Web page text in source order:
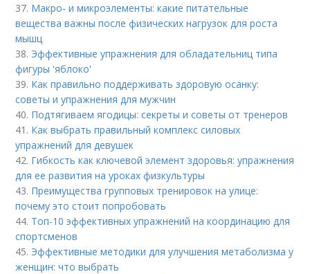
37. Макро- и микроэлементы: какие питательные
вещества важны после физических нагрузок для роста
мышц
38. Эффективные упражнения для обладательниц типа
фигуры 'яблоко'
39. Как правильно поддерживать здоровую осанку:
советы и упражнения для мужчин
40. Подтягиваем ягодицы: секреты и советы от тренеров
41. Как выбрать правильный комплекс силовых
упражнений для девушек
42. Гибкость как ключевой элемент здоровья: упражнения
для ее развития на уроках физкультуры
43. Преимущества групповых тренировок на улице:
почему это стоит попробовать
44. Топ-10 эффективных упражнений на координацию для
спортсменов
45. Эффективные методики для улучшения метаболизма у
женщин: что выбрать